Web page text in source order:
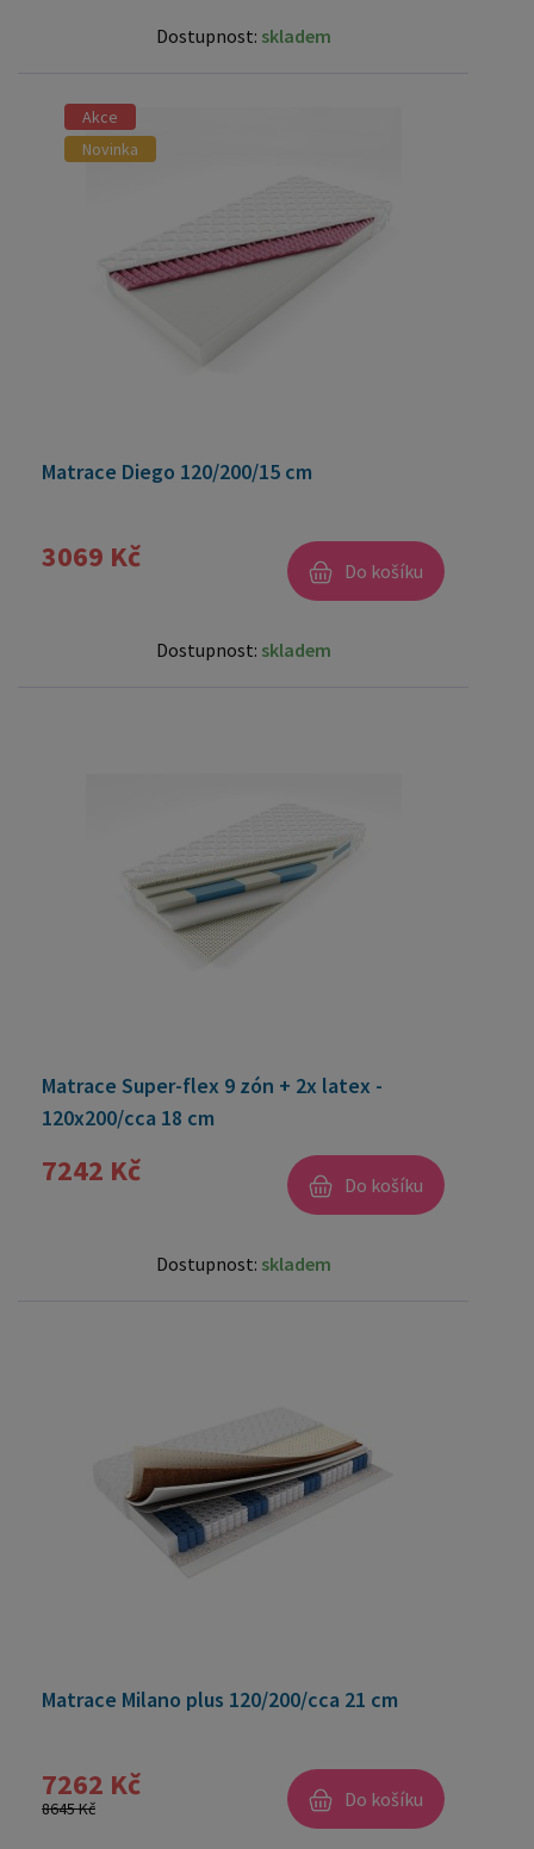
Dostupnost: skladem
Akce
Novinka
Matrace Diego 120/200/15 cm
3069 Kč Do košíku
Dostupnost: skladem
Matrace Super-flex 9 zón + 2x latex -
120x200/cca 18 cm
7242 Kč Do košíku
Dostupnost: skladem
Matrace Milano plus 120/200/cca 21 cm
7262 Kč
8645 Kč Do košíku